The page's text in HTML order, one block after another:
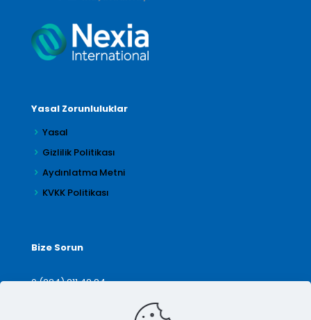
Yasal Zorunluluklar
Yasal
Gizlilik Politikası
Aydınlatma Metni
KVKK Politikası
Bize Sorun
0 (224) 211 42 24